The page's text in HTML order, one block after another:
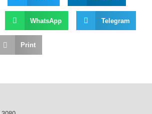
WhatsApp Telegram
Print